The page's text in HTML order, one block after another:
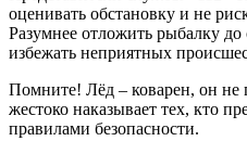
оценивать обстановку и не
Разумнее отложить рыбалку
избежать неприятных
Помните! Лёд – коварен, он не
жестоко наказывает тех, кто
правилами безопасности.